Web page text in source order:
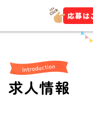
応募は
求人情報